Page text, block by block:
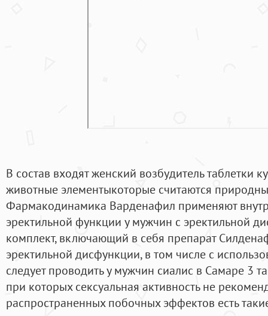
В состав входят женский возбудитель таблетки
животные элементыкоторые считаются
Фармакодинамика Варденафил применяют
эректильной функции у мужчин с эректильной
комплект, включающий в себя препарат
эректильной дисфункции, в том числе с
следует проводить у мужчин сиалис в Самаре 3
при которых сексуальная активность не
распространенных побочных эффектов есть